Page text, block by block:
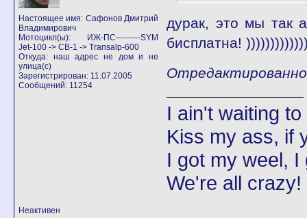
Настоящее имя: Сафонов Дмитрий
Владимирович
Мотоцикл(ы): ИЖ-ПС---------SYM
Jet-100 -> CB-1 -> Transalp-600
Откуда: наш адрес не дом и не
улица(с)
Зарегистрирован: 11.07.2005
Сообщений: 11254
дурак, это мы так
бисплатна!
I ain't waiting
Kiss my ass, if
I got my weel,
We're all
Неактивен